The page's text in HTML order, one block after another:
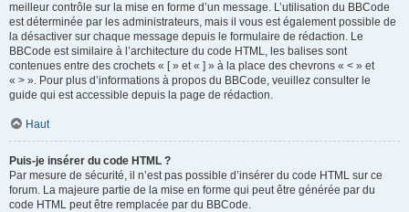
meilleur contrôle sur la mise en forme d’un message. L’utilisation du BBCode
est déterminée par les administrateurs, mais il vous est également possible de
la désactiver sur chaque message depuis le formulaire de rédaction. Le
BBCode est similaire à l’architecture du code HTML, les balises sont
contenues entre des crochets « [ » et « ] » à la place des chevrons « < » et
« > ». Pour plus d’informations à propos du BBCode, veuillez consulter le
guide qui est accessible depuis la page de rédaction.
Haut
Puis-je insérer du code HTML ?
Par mesure de sécurité, il n’est pas possible d’insérer du code HTML sur ce
forum. La majeure partie de la mise en forme qui peut être générée par du
code HTML peut être remplacée par du BBCode.